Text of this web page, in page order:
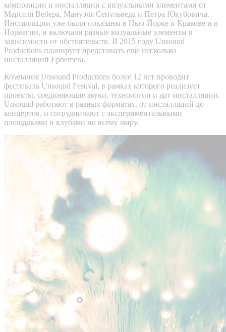
композиции и инсталляции с визуальными элементами от
Марселя Вебера, Мануэля Сепульведа и Петра Юкубовича.
Инсталляции уже были показаны в Нью-Йорке и Кракове и в
Норвегии, и включали разные визуальные элементы в
зависимости от обстоятельств. В 2015 году Unsound
Productions планирует представить еще несколько
инсталляций Ephemera.
Компания Unsound Productions более 12 лет проводит
фестиваль Unsound Festival, в рамках которого реализует
проекты, соединяющие звуки, технологии и арт-инсталляции.
Unsound работают в разных форматах, от инсталляций до
концертов, и сотрудничают с экспериментальными
площадками и клубами по всему миру.